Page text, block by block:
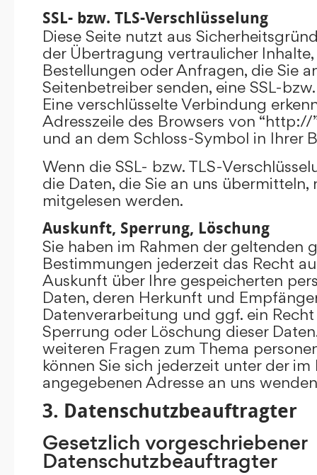
SSL- bzw. TLS-Verschlüsselung
Diese Seite nutzt aus
der Übertragung vertraulicher
Bestellungen oder Anfragen, die Sie
Seitenbetreiber senden, eine SSL-
Eine verschlüsselte Verbindung
Adresszeile des Browsers von
und an dem Schloss-Symbol in Ihrer
Wenn die SSL- bzw. TLS-
die Daten, die Sie an uns
mitgelesen werden.
Auskunft, Sperrung, Löschung
Sie haben im Rahmen der geltenden
Bestimmungen jederzeit das Recht
Auskunft über Ihre gespeicherten
Daten, deren Herkunft und
Datenverarbeitung und ggf. ein
Sperrung oder Löschung dieser
weiteren Fragen zum Thema
können Sie sich jederzeit unter der im
angegebenen Adresse an uns
3. Datenschutzbeauftragter
Gesetzlich vorgeschriebener
Datenschutzbeauftragter